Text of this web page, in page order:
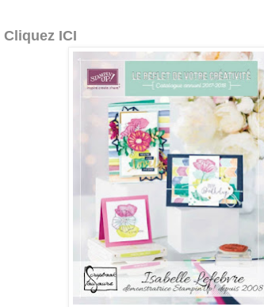
Cliquez ICI